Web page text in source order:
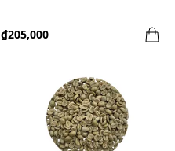
₫205,000